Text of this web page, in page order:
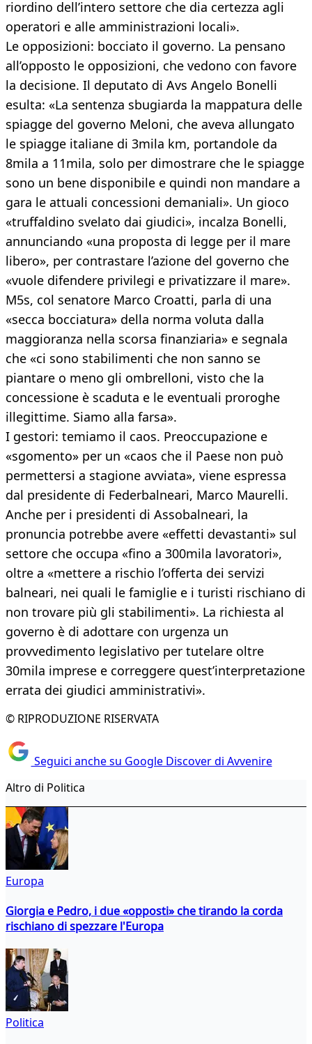
riordino dell’intero settore che dia certezza agli
operatori e alle amministrazioni locali».
Le opposizioni: bocciato il governo. La pensano
all’opposto le opposizioni, che vedono con favore
la decisione. Il deputato di Avs Angelo Bonelli
esulta: «La sentenza sbugiarda la mappatura delle
spiagge del governo Meloni, che aveva allungato
le spiagge italiane di 3mila km, portandole da
8mila a 11mila, solo per dimostrare che le spiagge
sono un bene disponibile e quindi non mandare a
gara le attuali concessioni demaniali». Un gioco
«truffaldino svelato dai giudici», incalza Bonelli,
annunciando «una proposta di legge per il mare
libero», per contrastare l’azione del governo che
«vuole difendere privilegi e privatizzare il mare».
M5s, col senatore Marco Croatti, parla di una
«secca bocciatura» della norma voluta dalla
maggioranza nella scorsa finanziaria» e segnala
che «ci sono stabilimenti che non sanno se
piantare o meno gli ombrelloni, visto che la
concessione è scaduta e le eventuali proroghe
illegittime. Siamo alla farsa».
I gestori: temiamo il caos. Preoccupazione e
«sgomento» per un «caos che il Paese non può
permettersi a stagione avviata», viene espressa
dal presidente di Federbalneari, Marco Maurelli.
Anche per i presidenti di Assobalneari, la
pronuncia potrebbe avere «effetti devastanti» sul
settore che occupa «fino a 300mila lavoratori»,
oltre a «mettere a rischio l’offerta dei servizi
balneari, nei quali le famiglie e i turisti rischiano di
non trovare più gli stabilimenti». La richiesta al
governo è di adottare con urgenza un
provvedimento legislativo per tutelare oltre
30mila imprese e correggere quest’interpretazione
errata dei giudici amministrativi».
© RIPRODUZIONE RISERVATA
Seguici anche su Google Discover di Avvenire
Altro di Politica
Europa
Giorgia e Pedro, i due «opposti» che tirando la corda
rischiano di spezzare l'Europa
Politica